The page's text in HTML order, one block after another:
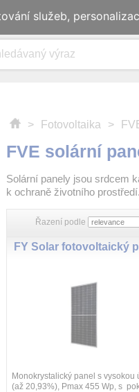
> Fotovoltaika >
FVE solární
Solární panely jsou srdcem
k ochraně životního
Řazení podle
Monokrystalický panel s vysokou
(až 20,93%), Pmax 455 Wp, s
služeb,